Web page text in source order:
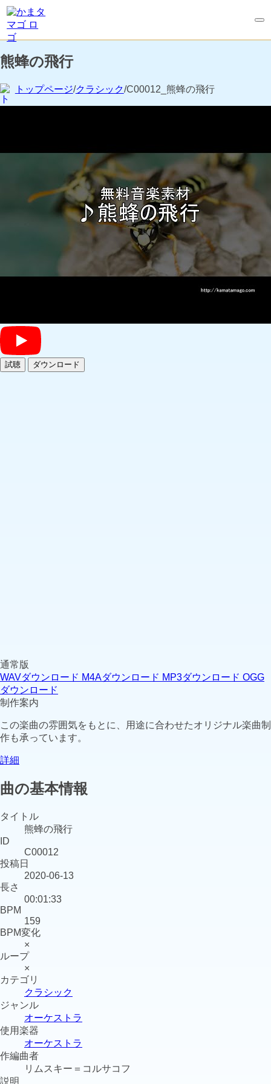
熊蜂の飛行
トップページ/クラシック/C00012_熊蜂の飛行
試聴 ダウンロード
通常版
WAVダウンロード M4Aダウンロード MP3ダウンロード OGG
ダウンロード
制作案内
この楽曲の雰囲気をもとに、用途に合わせたオリジナル楽曲制
作も承っています。
詳細
曲の基本情報
タイトル
熊蜂の飛行
ID
C00012
投稿日
2020-06-13
長さ
00:01:33
BPM
159
BPM変化
×
ループ
×
カテゴリ
クラシック
ジャンル
オーケストラ
使用楽器
オーケストラ
作編曲者
リムスキー＝コルサコフ
説明